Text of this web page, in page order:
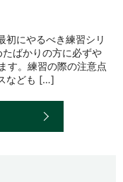
初にやるべき練習シリ
ばかりの方に必ずや
す。練習の際の注意点
なども […]